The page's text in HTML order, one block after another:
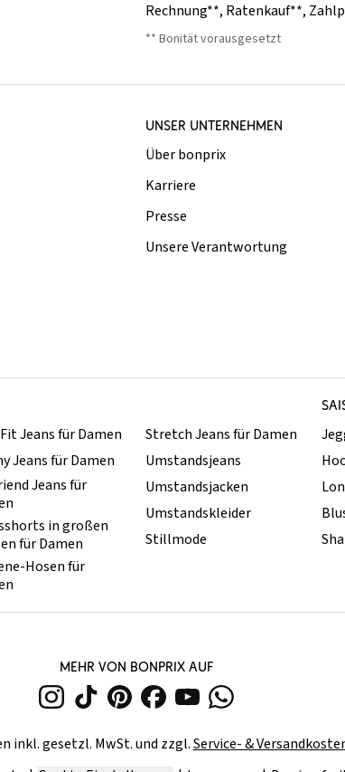
Rechnung**, Ratenkauf**,
** Bonität vorausgesetzt
UNSER UNTERNEHMEN
Über bonprix
Karriere
Presse
Unsere Verantwortung
Jeans für Damen
Jeans für Damen
Jeans für
in großen
für Damen
Hosen für
Stretch Jeans für Damen
Umstandsjeans
Umstandsjacken
Umstandskleider
Stillmode
MEHR VON BONPRIX AUF
inkl. gesetzl. MwSt. und zzgl.Service- &